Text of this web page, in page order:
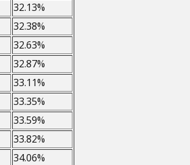
32.13%
32.38%
32.63%
32.87%
33.11%
33.35%
33.59%
33.82%
34.06%